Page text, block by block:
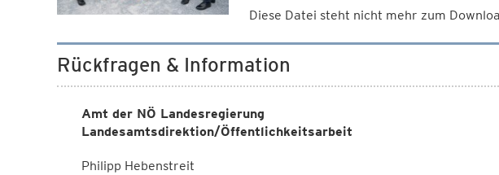
Diese Datei steht nicht mehr zum
Rückfragen & Information
Amt der NÖ Landesregierung
Landesamtsdirektion/Öffentlichkeitsarbeit
Philipp Hebenstreit